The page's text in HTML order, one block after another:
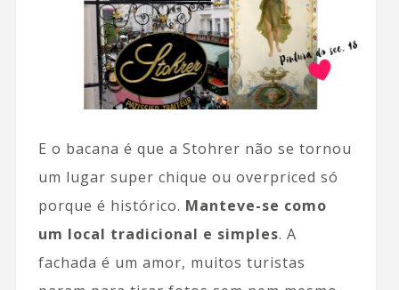
E o bacana é que a Stohrer não se tornou
um lugar super chique ou overpriced só
porque é histórico. Manteve-se como
um local tradicional e simples. A
fachada é um amor, muitos turistas